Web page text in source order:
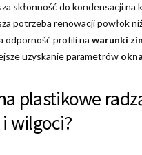
skłonność do kondensacji na
potrzeba renowacji powłok
odporność profili na warunki
uzyskanie parametrów
plastikowe
wilgoci?